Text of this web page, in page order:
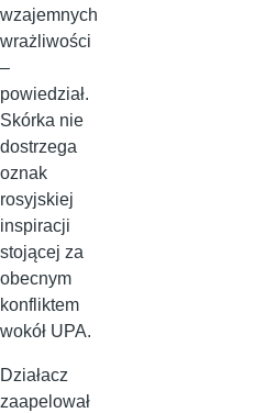
wzajemnych
wrażliwości
–
powiedział.
Skórka nie
dostrzega
oznak
rosyjskiej
inspiracji
stojącej za
obecnym
konfliktem
wokół UPA.
Działacz
zaapelował